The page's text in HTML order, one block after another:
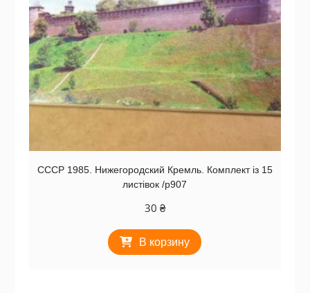
СССР 1985. Нижегородский Кремль. Комплект із 15
листівок /р907
30 ₴
В корзину